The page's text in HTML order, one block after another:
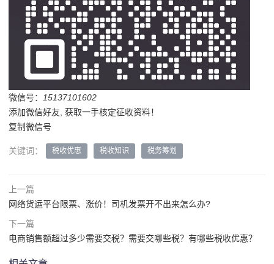
微信号：
15137101602
添加微信好友, 获取一手核定征收资料！
复制微信号
关键词： 税收优惠 税收知识 税务筹划
上一篇
网络货运平台限票、涨价！司机发票开不出来怎么办?
下一篇
电商销售额超过多少需要交税？需要交哪些税？有哪些税收优惠？